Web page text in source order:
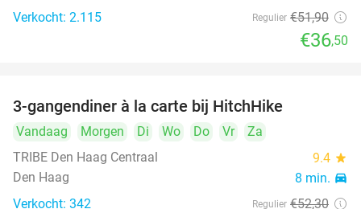
Verkocht: 2.115 Regulier €51,90
€36,50
3-gangendiner à la carte bij HitchHike
Vandaag Morgen Di Wo Do Vr
Za
TRIBE Den Haag Centraal
9.4 star
Den Haag 8 min. directions_car
Verkocht: 342 Regulier €52,30